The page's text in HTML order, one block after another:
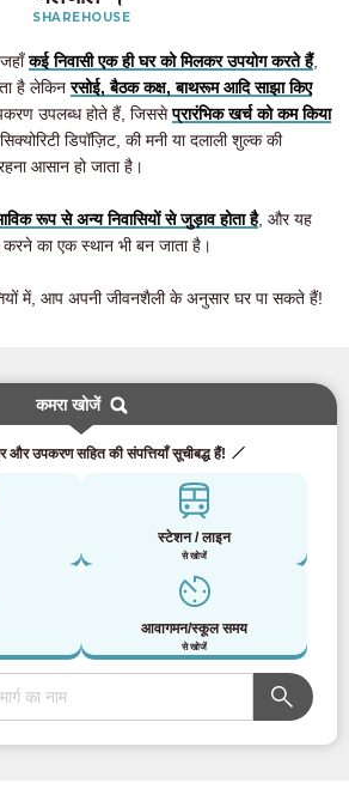
SHAREHOUSE
कई निवासी एक ही घर को मिलकर उपयोग करते हैं,
है लेकिनरसोई, बैठक कक्ष, बाथरूम आदि साझा किए
उपलब्ध होते हैं, जिससेप्रारंभिक खर्च को कम किया
डिपॉज़िट, की मनी या दलाली शुल्क की
आसान हो जाता है।
रूप से अन्य निवासियों से जुड़ाव होता है, और यह
करने का एक स्थान भी बन जाता है।
में, आप अपनी जीवनशैली के अनुसार घर पा सकते हैं!
कमरा खोजें
और उपकरण सहित की संपत्तियाँ सूचीबद्ध हैं!
स्टेशन / लाइन
से खोजें
आवागमन/स्कूल समय
से खोजें